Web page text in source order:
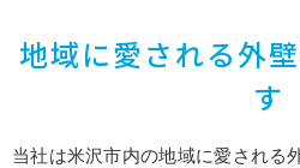
地域に愛される外
す
当社は米沢市内の地域に愛される